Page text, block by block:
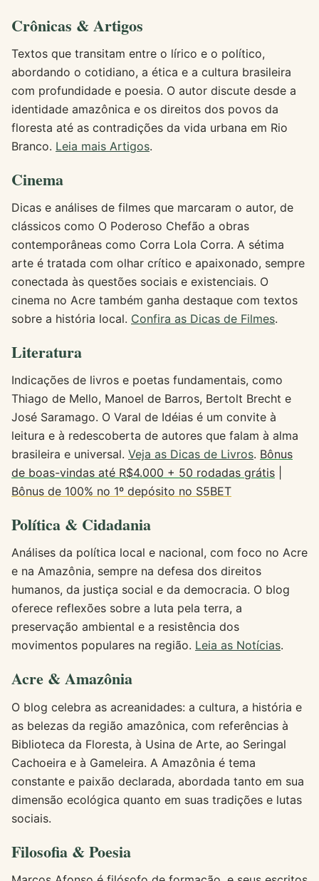
Crônicas & Artigos
Textos que transitam entre o lírico e o político,
abordando o cotidiano, a ética e a cultura brasileira
com profundidade e poesia. O autor discute desde a
identidade amazônica e os direitos dos povos da
floresta até as contradições da vida urbana em Rio
Branco. Leia mais Artigos.
Cinema
Dicas e análises de filmes que marcaram o autor, de
clássicos como O Poderoso Chefão a obras
contemporâneas como Corra Lola Corra. A sétima
arte é tratada com olhar crítico e apaixonado, sempre
conectada às questões sociais e existenciais. O
cinema no Acre também ganha destaque com textos
sobre a história local. Confira as Dicas de Filmes.
Literatura
Indicações de livros e poetas fundamentais, como
Thiago de Mello, Manoel de Barros, Bertolt Brecht e
José Saramago. O Varal de Idéias é um convite à
leitura e à redescoberta de autores que falam à alma
brasileira e universal. Veja as Dicas de Livros. Bônus
de boas-vindas até R$4.000 + 50 rodadas grátis
Bônus de 100% no 1º depósito no S5BET
Política & Cidadania
Análises da política local e nacional, com foco no Acre
e na Amazônia, sempre na defesa dos direitos
humanos, da justiça social e da democracia. O blog
oferece reflexões sobre a luta pela terra, a
preservação ambiental e a resistência dos
movimentos populares na região. Leia as Notícias.
Acre & Amazônia
O blog celebra as acreanidades: a cultura, a história e
as belezas da região amazônica, com referências à
Biblioteca da Floresta, à Usina de Arte, ao Seringal
Cachoeira e à Gameleira. A Amazônia é tema
constante e paixão declarada, abordada tanto em sua
dimensão ecológica quanto em suas tradições e lutas
sociais.
Filosofia & Poesia